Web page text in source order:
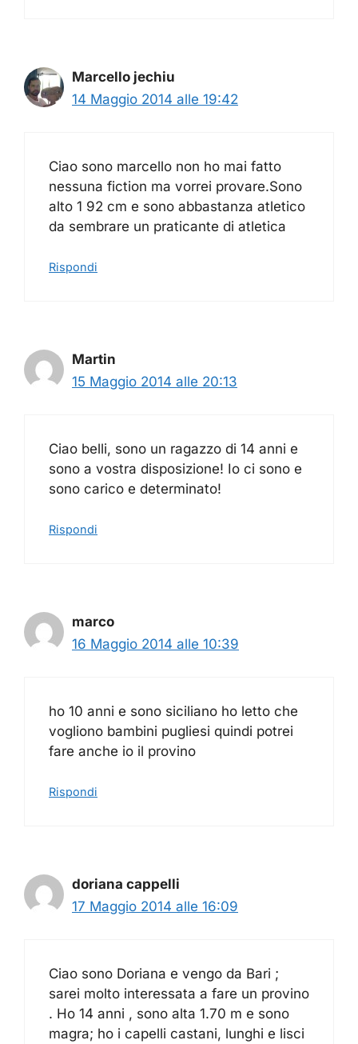
Marcello jechiu
14 Maggio 2014 alle 19:42
Ciao sono marcello non ho mai fatto
nessuna fiction ma vorrei provare.Sono
alto 1 92 cm e sono abbastanza atletico
da sembrare un praticante di atletica
Rispondi
Martin
15 Maggio 2014 alle 20:13
Ciao belli, sono un ragazzo di 14 anni e
sono a vostra disposizione! Io ci sono e
sono carico e determinato!
Rispondi
marco
16 Maggio 2014 alle 10:39
ho 10 anni e sono siciliano ho letto che
vogliono bambini pugliesi quindi potrei
fare anche io il provino
Rispondi
doriana cappelli
17 Maggio 2014 alle 16:09
Ciao sono Doriana e vengo da Bari ;
sarei molto interessata a fare un provino
. Ho 14 anni , sono alta 1.70 m e sono
magra; ho i capelli castani, lunghi e lisci